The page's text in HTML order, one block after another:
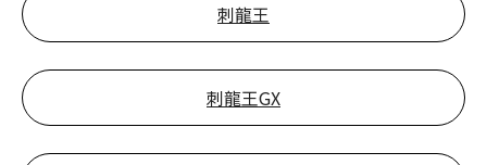
刺龍王
刺龍王GX